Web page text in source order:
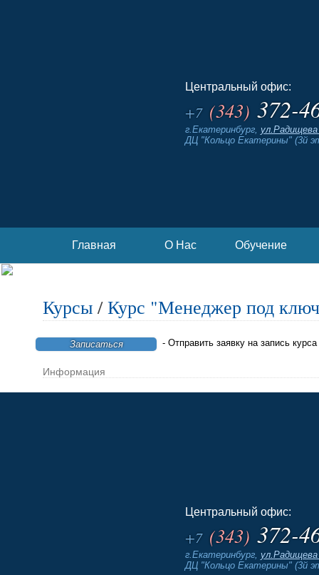
Центральный офис:
+7 (343) 372-
г.Екатеринбург, ул.Радищева
ДЦ "Кольцо Екатерины" (3й
Главная О Нас Обучение
Курсы /Курс "Менеджер под
Записаться - Отправить заявку на запись
Информация
Центральный офис:
+7 (343) 372-
г.Екатеринбург, ул.Радищева
ДЦ "Кольцо Екатерины" (3й